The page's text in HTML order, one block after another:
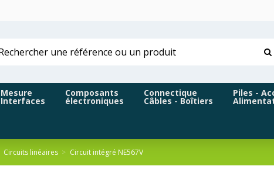
Mesure
Interfaces
Composants
électroniques
Connectique
Câbles - Boîtiers
Piles -
Circuits linéaires Circuit intégré NE567V